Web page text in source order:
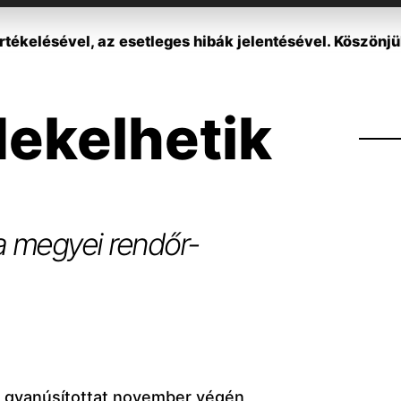
az esetleges hibák jelentésével.
megyei rendőr-
november végén